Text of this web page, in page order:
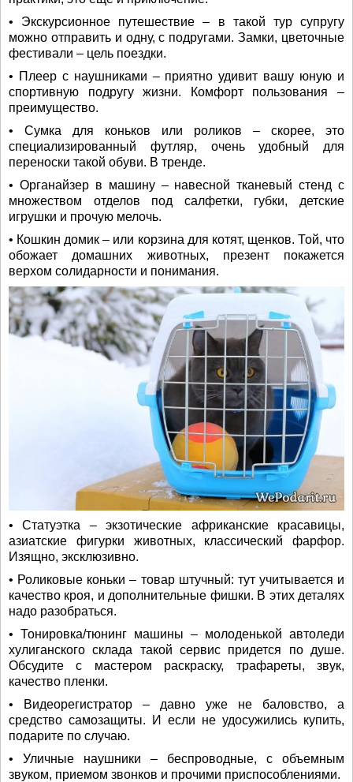
• Экскурсионное путешествие – в такой тур супругу
можно отправить и одну, с подругами. Замки, цветочные
фестивали – цель поездки.
• Плеер с наушниками – приятно удивит вашу юную и
спортивную подругу жизни. Комфорт пользования –
преимущество.
• Сумка для коньков или роликов – скорее, это
специализированный футляр, очень удобный для
переноски такой обуви. В тренде.
• Органайзер в машину – навесной тканевый стенд с
множеством отделов под салфетки, губки, детские
игрушки и прочую мелочь.
• Кошкин домик – или корзина для котят, щенков. Той, что
обожает домашних животных, презент покажется
верхом солидарности и понимания.
• Статуэтка – экзотические африканские красавицы,
азиатские фигурки животных, классический фарфор.
Изящно, эксклюзивно.
• Роликовые коньки – товар штучный: тут учитывается и
качество кроя, и дополнительные фишки. В этих деталях
надо разобраться.
• Тонировка/тюнинг машины – молоденькой автоледи
хулиганского склада такой сервис придется по душе.
Обсудите с мастером раскраску, трафареты, звук,
качество пленки.
• Видеорегистратор – давно уже не баловство, а
средство самозащиты. И если не удосужились купить,
подарите по случаю.
• Уличные наушники – беспроводные, с объемным
звуком, приемом звонков и прочими приспособлениями.